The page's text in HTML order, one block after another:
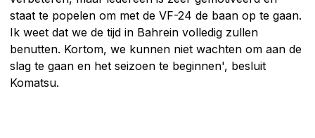
staat te popelen om met de VF-24 de baan op te gaan.
Ik weet dat we de tijd in Bahrein volledig zullen
benutten. Kortom, we kunnen niet wachten om aan de
slag te gaan en het seizoen te beginnen', besluit
Komatsu.